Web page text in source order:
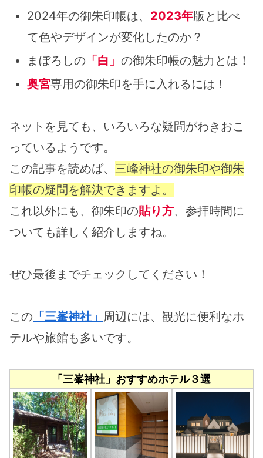
2024年の御朱印帳は、 2023年版と比べ
て色やデザインが変化したのか？
まぼろしの 「白」 の御朱印帳の魅力とは！
奥宮専用の御朱印を手に入れるには！
ネットを見ても、いろいろな疑問がわきおこ
っているようです。
この記事を読めば、 三峰神社の御朱印や御朱
印帳の疑問を解決できますよ。
これ以外にも、御朱印の貼り方、参拝時間に
ついても詳しく紹介しますね。
ぜひ最後までチェックしてください！
この 「三峯神社」 周辺には、観光に便利なホ
テルや旅館も多いです。
「三峯神社」おすすめホテル３選